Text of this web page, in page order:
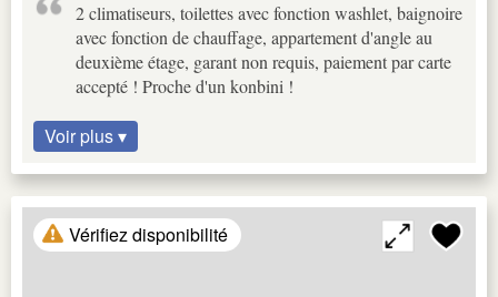
2 climatiseurs, toilettes avec fonction washlet, baignoire
avec fonction de chauffage, appartement d'angle au
deuxième étage, garant non requis, paiement par carte
accepté ! Proche d'un konbini !
Voir plus ▾
Vérifiez disponibilité